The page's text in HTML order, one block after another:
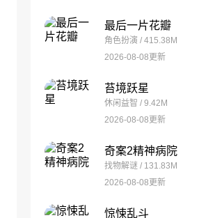
最后一片花瓣
角色扮演 / 415.38M
2026-08-08更新
苔境跃星
休闲益智 / 9.42M
2026-08-08更新
奇案2精神病院
找物解谜 / 131.83M
2026-08-08更新
惊悚乱斗